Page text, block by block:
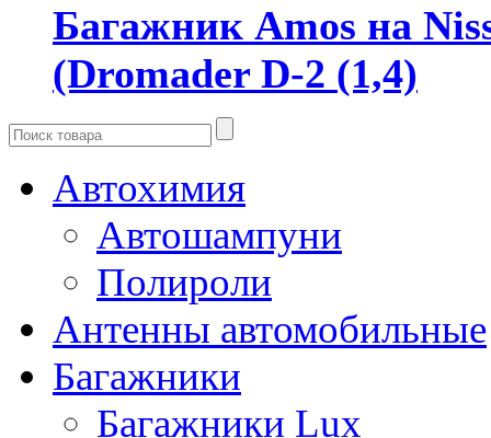
Багажник Amos на
(Dromader D-2 (1,4)
Автохимия
Автошампуни
Полироли
Антенны автомобильные
Багажники
Багажники Lux